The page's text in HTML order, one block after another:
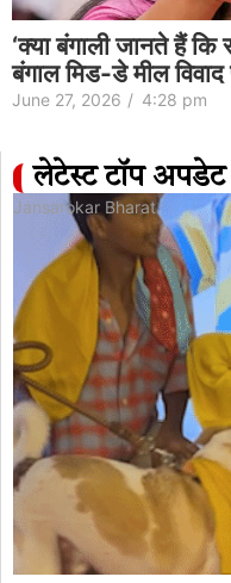
‘क्या बंगाली जानते हैं कि
बंगाल मिड-डे मील विवाद
June 27, 2026 / 4:28 pm
लेटेस्ट टॉप अपडेट
Jansarokar Bharat